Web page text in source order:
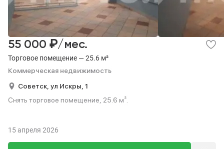
Торговое помещение — 25.6 м²
Коммерческая недвижимость
55 000 ₽/мес.
Советск, ул Искры, 1
Снять торговое помещение, 25.6 м².
15 апреля 2026